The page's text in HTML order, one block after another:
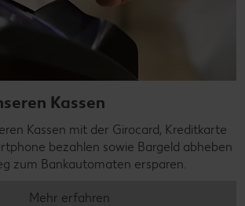
Kassen
Kassen mit der Girocard, Kreditkarte
bezahlen sowie Bargeld abheben
zum Bankautomaten ersparen.
Mehr erfahren